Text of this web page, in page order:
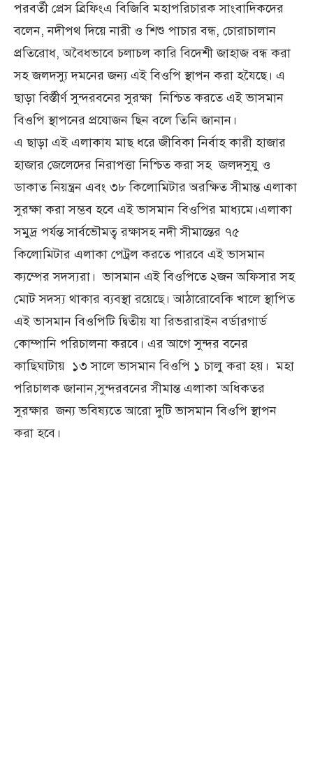
পরবর্তী প্রেস ব্রিফিংএ বিজিবি মহাপরিচারক সাংবাদিকদের
বলেন, নদীপথ দিয়ে নারী ও শিশু পাচার বন্ধ, চোরাচালান
প্রতিরোধ, অবৈধভাবে চলাচল কারি বিদেশী জাহাজ বন্ধ করা
সহ জলদস্যু দমনের জন্য এই বিওপি স্থাপন করা হযৈছে। এ
ছাড়া বির্স্তীর্ণ সুন্দরবনের সুরক্ষা নিশ্চিত করতে এই ভাসমান
বিওপি স্থাপনের প্রযোজন ছিন বলে তিনি জানান।
এ ছাড়া এই এলাকায মাছ ধরে জীবিকা নির্বাহ কারী হাজার
হাজার জেলেদের নিরাপত্তা নিশ্চিত করা সহ জলদসু্যু ও
ডাকাত নিয়ন্ত্রন এবং ৩৮ কিলোমিটার অরক্ষিত সীমান্ত এলাকা
সুরক্ষা করা সম্ভব হবে এই ভাসমান বিওপির মাধ্যমে।এলাকা
সমুদ্র পর্যন্ত সার্বভৌমত্ব রক্ষাসহ নদী সীমান্তের ৭৫
কিলোমিটার এলাকা পেট্রল করতে পারবে এই ভাসমান
ক্যম্পের সদস্যরা। ভাসমান এই বিওপিতে ২জন অফিসার সহ
মোট সদস্য থাকার ব্যবস্থা রয়েছে। আঠারোবেকি খালে স্থাপিত
এই ভাসমান বিওপিটি দ্বিতীয় যা রিভরারাইন বর্ডারগার্ড
কোম্পানি পরিচালনা করবে। এর আগে সুন্দর বনের
কাছিঘাটায় ১৩ সালে ভাসমান বিওপি ১ চালু করা হয়। মহা
পরিচালক জানান,সুন্দরবনের সীমান্ত এলাকা অধিকতর
সুরক্ষার জন্য ভবিষ্যতে আরো দুটি ভাসমান বিওপি স্থাপন
করা হবে।